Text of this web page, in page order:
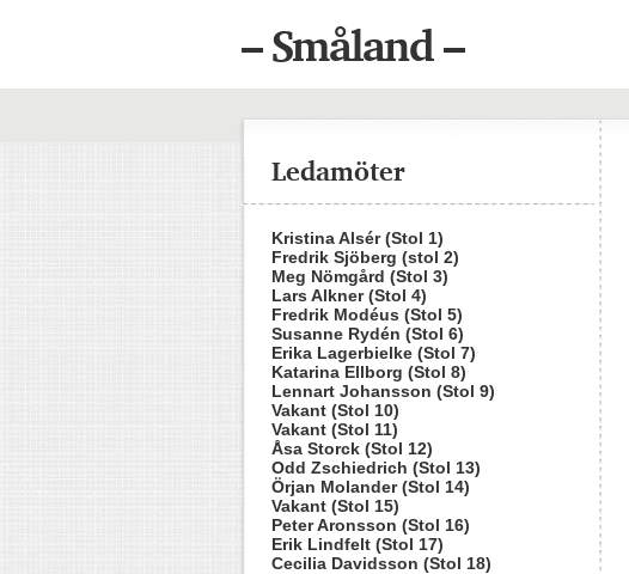
– Småland –
Ledamöter
Kristina Alsér (Stol 1)
Fredrik Sjöberg (stol 2)
Meg Nömgård (Stol 3)
Lars Alkner (Stol 4)
Fredrik Modéus (Stol 5)
Susanne Rydén (Stol 6)
Erika Lagerbielke (Stol 7)
Katarina Ellborg (Stol 8)
Lennart Johansson (Stol 9)
Vakant (Stol 10)
Vakant (Stol 11)
Åsa Storck (Stol 12)
Odd Zschiedrich (Stol 13)
Örjan Molander (Stol 14)
Vakant (Stol 15)
Peter Aronsson (Stol 16)
Erik Lindfelt (Stol 17)
Cecilia Davidsson (Stol 18)